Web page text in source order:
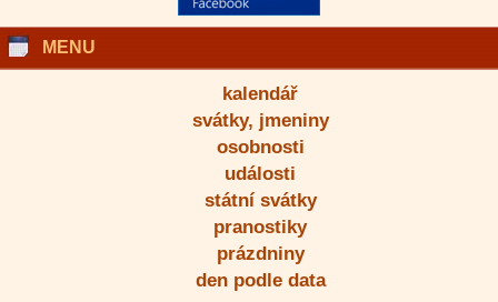
MENU
kalendář
svátky, jmeniny
osobnosti
události
státní svátky
pranostiky
prázdniny
den podle data